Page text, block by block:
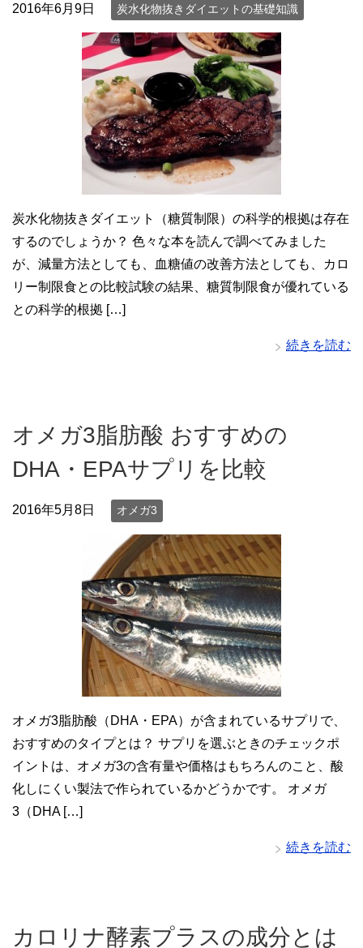
2016年6月9日 炭水化物抜きダイエットの基礎知識
炭水化物抜きダイエット（糖質制限）の科学的根拠は存在
するのでしょうか？ 色々な本を読んで調べてみました
が、減量方法としても、血糖値の改善方法としても、カロ
リー制限食との比較試験の結果、糖質制限食が優れている
との科学的根拠 […]
続きを読む
オメガ3脂肪酸 おすすめの
DHA・EPAサプリを比較
2016年5月8日 オメガ3
オメガ3脂肪酸（DHA・EPA）が含まれているサプリで、
おすすめのタイプとは？ サプリを選ぶときのチェックポ
イントは、オメガ3の含有量や価格はもちろんのこと、酸
化しにくい製法で作られているかどうかです。 オメガ
3（DHA […]
続きを読む
カロリナ酵素プラスの成分とは